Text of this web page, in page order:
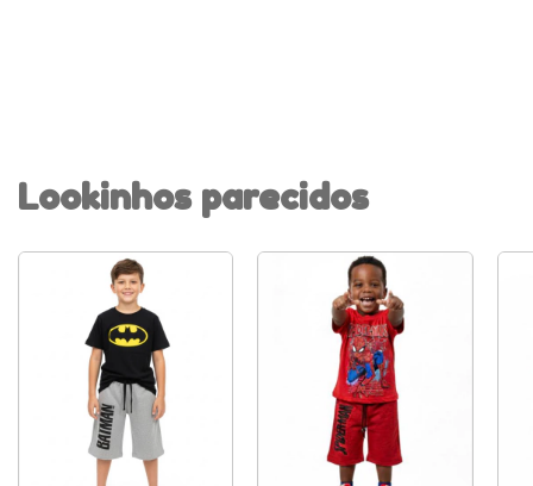
Lookinhos parecidos